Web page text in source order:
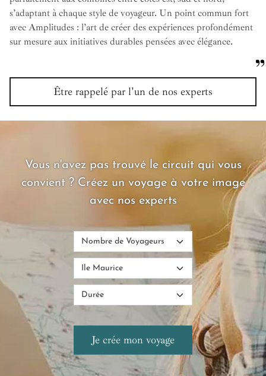
s’adaptant à chaque style de voyageur. Un point commun fort
avec Amplitudes : l’art de créer des expériences profondément
sur mesure aux initiatives durables pensées avec élégance.
Être rappelé par l'un de nos experts
Vous n'avez pas trouvé le circuit qui vous
convient ? Créez un voyage à votre image
avec nos experts